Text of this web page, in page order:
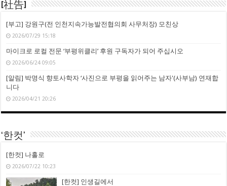
[社告]
[부고] 강원구(전 인천지속가능발전협의회 사무처장) 모친상
2026/07/29 15:18
마이크로 로컬 전문 ‘부평위클리’ 후원 구독자가 되어 주십시오
2026/06/24 09:05
[알림] 박명식 향토사학자 ‘사진으로 부평을 읽어주는 남자'(사부남) 연재합
니다
2026/04/21 20:26
‘한컷’
[한컷] 나홀로
2026/07/22 10:23
[한컷] 인생길에서